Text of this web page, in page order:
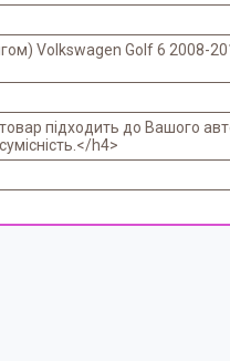
Volkswagen Golf 6 2008-
підходить до Вашого
h4>